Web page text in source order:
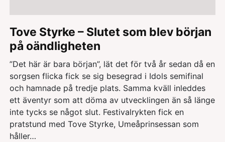
Tove Styrke – Slutet som blev början
på oändligheten
”Det här är bara början”, lät det för två år sedan då en
sorgsen flicka fick se sig besegrad i Idols semifinal
och hamnade på tredje plats. Samma kväll inleddes
ett äventyr som att döma av utvecklingen än så länge
inte tycks se något slut. Festivalrykten fick en
pratstund med Tove Styrke, Umeåprinsessan som
håller…